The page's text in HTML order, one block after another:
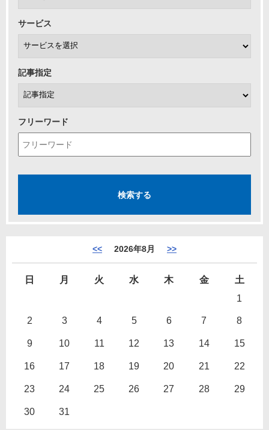
サービス
記事指定
フリーワード
<< 2026年8月 >>
日 月 火 水 木 金
土
1
2 3 4 5 6 7 8
9 10 11 12 13 14 15
16 17 18 19 20 21 22
23 24 25 26 27 28 29
30 31